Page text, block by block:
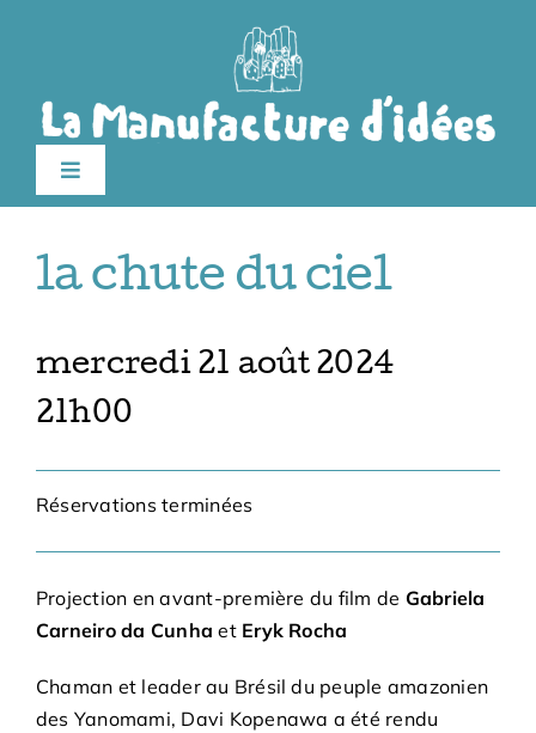
Toggle
Navigation
Infos pratiques
Adhésions
Archives
Contact
la chute du ciel
mercredi 21 août 2024
21h00
Réservations terminées
Projection en avant-première du film de Gabriela
Carneiro da Cunha et Eryk Rocha
Chaman et leader au Brésil du peuple amazonien
des Yanomami, Davi Kopenawa a été rendu